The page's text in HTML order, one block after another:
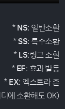
*NS: 일반소환
*SS: 특수소환
*LS:링크 소환
*EF: 효과 발동
*EX: 엑스트라 존
에 소환해도 OK)